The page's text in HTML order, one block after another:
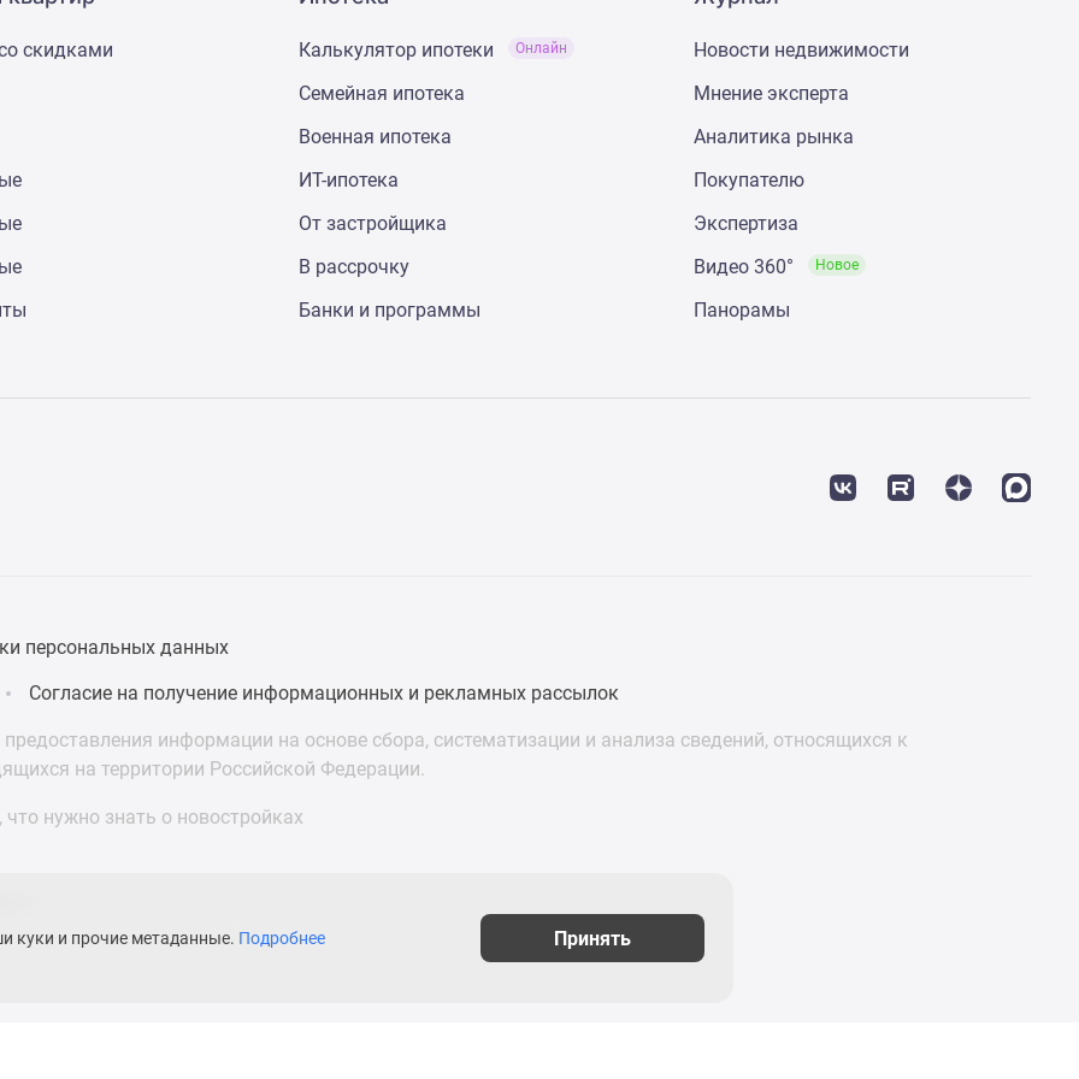
скидками
Калькулятор ипотеки Онлайн
Семейная ипотека
Военная ипотека
ИТ-ипотека
От застройщика
В рассрочку
Банки и программы
Новости недвижимости
Мнение эксперта
Аналитика рынка
Покупателю
Экспертиза
Видео 360°
Новое
Панорамы
персональных данных
Согласие на получение информационных и рекламных рассылок
информации на основе сбора, систематизации и анализа сведений, относящихся к
на территории Российской Федерации.
нужно знать о новостройках
пропустите важное
куки и прочие метаданные. Подробнее Принять